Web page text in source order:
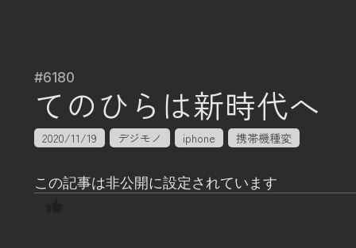
#6180
てのひらは新時代へ
2020/11/19 デジモノ iphone 携帯機種変
この記事は非公開に設定されています